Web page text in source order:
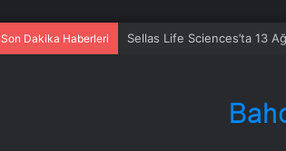
Son Dakika Haberleri Sellas Life Sciences’ta 13